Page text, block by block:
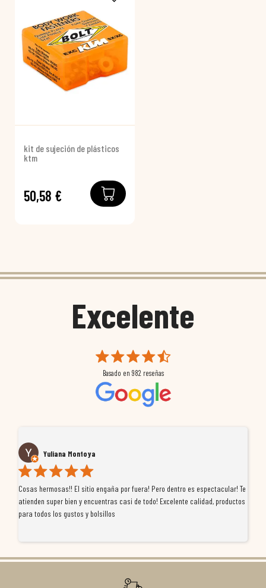
kit de sujeción de plásticos
ktm
50,58 €
Excelente
Basado en 982 reseñas
Yuliana Montoya
Cosas hermosas!! El sitio engaña por fuera! Pero dentro es espectacular! Te
atienden super bien y encuentras casi de todo! Excelente calidad, productos
para todos los gustos y bolsillos